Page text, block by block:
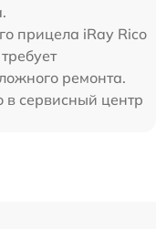
прицела iRay Rico
ремонта.
в сервисный центр